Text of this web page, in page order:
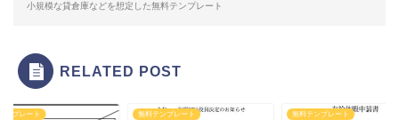
小規模な貸倉庫などを想定した無料テンプレート
RELATED POST
ンプレート 無料テンプレート 無料テンプレート